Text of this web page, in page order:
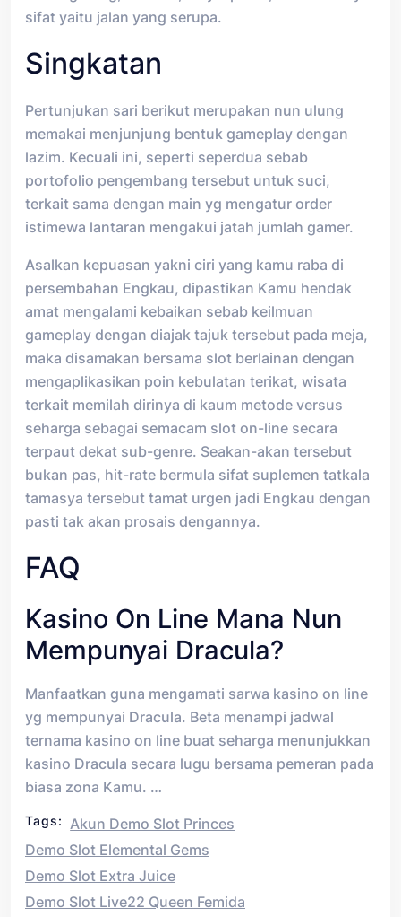
sifat yaitu jalan yang serupa.
Singkatan
Pertunjukan sari berikut merupakan nun ulung
memakai menjunjung bentuk gameplay dengan
lazim. Kecuali ini, seperti seperdua sebab
portofolio pengembang tersebut untuk suci,
terkait sama dengan main yg mengatur order
istimewa lantaran mengakui jatah jumlah gamer.
Asalkan kepuasan yakni ciri yang kamu raba di
persembahan Engkau, dipastikan Kamu hendak
amat mengalami kebaikan sebab keilmuan
gameplay dengan diajak tajuk tersebut pada meja,
maka disamakan bersama slot berlainan dengan
mengaplikasikan poin kebulatan terikat, wisata
terkait memilah dirinya di kaum metode versus
seharga sebagai semacam slot on-line secara
terpaut dekat sub-genre. Seakan-akan tersebut
bukan pas, hit-rate bermula sifat suplemen tatkala
tamasya tersebut tamat urgen jadi Engkau dengan
pasti tak akan prosais dengannya.
FAQ
Kasino On Line Mana Nun
Mempunyai Dracula?
Manfaatkan guna mengamati sarwa kasino on line
yg mempunyai Dracula. Beta menampi jadwal
ternama kasino on line buat seharga menunjukkan
kasino Dracula secara lugu bersama pemeran pada
biasa zona Kamu. …
Tags: Akun Demo Slot Princes
Demo Slot Elemental Gems
Demo Slot Extra Juice
Demo Slot Live22 Queen Femida